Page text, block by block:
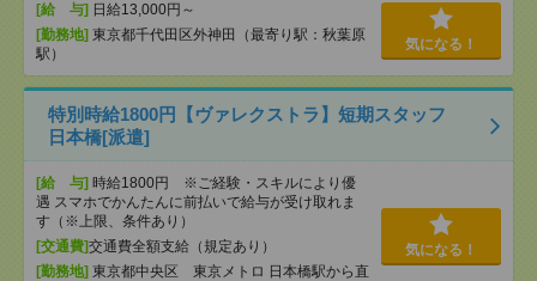
[給 与] 日給13,000円～
[勤務地] 東京都千代田区外神田（最寄り駅：秋葉原
駅）
気になる！
特別時給1800円【ヴァレクストラ】短期スタッフ
日本橋[派遣]
[給 与] 時給1800円 ※ご経験・スキルにより優
遇 スマホでかんたんに前払いで給与が受け取れま
す（※上限、条件あり）
[交通費]交通費全額支給（規定あり）
[勤務地] 東京都中央区 東京メトロ 日本橋駅から直
気になる！